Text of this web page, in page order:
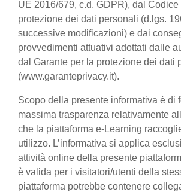
UE 2016/679, c.d. GDPR), dal Codice
protezione dei dati personali (d.lgs.
successive modificazioni) e dai
provvedimenti attuativi adottati dalle
dal Garante per la protezione dei dati
(www.garanteprivacy.it).
Scopo della presente informativa è di
massima trasparenza relativamente
che la piattaforma e-Learning
utilizzo. L’informativa si applica
attività online della presente
è valida per i visitatori/utenti della
piattaforma potrebbe contenere